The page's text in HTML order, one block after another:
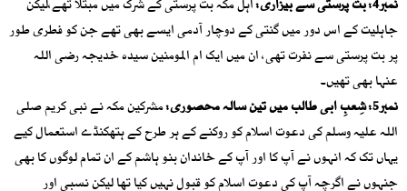
نمبر4: بت پرستی سے بیزاری:
اہل مکہ بت پرستی کے شرک میں مبتلا تھے،لیکن
جاہلیت کے اس دور میں گنتی کے دوچار آدمی ایسے بھی تھے جن کو فطری طور
پر بت پرستی سے نفرت تھی، ان میں ایک ام المومنین سیدہ خدیجہ رضی اللہ
عنہا بھی تھیں۔
نمبر5: شِعبِ ابی طالب میں تین سالہ محصوری:
مشرکین مکہ نے نبی کریم صلی
اللہ علیہ وسلم کی دعوت اسلام کو روکنے کے ہر طرح کے ہتھکنڈے استعمال کیے
یہاں تک کہ انہوں نے آپ کا اور آپ کے خاندان بنو ہاشم کے ان تمام لوگوں کا بھی